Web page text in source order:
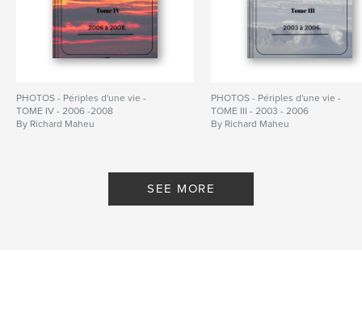
PHOTOS - Périples d'une vie -
TOME IV - 2006 -2008
By Richard Maheu
PHOTOS - Périples d'une vie -
TOME III - 2003 - 2006
By Richard Maheu
SEE MORE